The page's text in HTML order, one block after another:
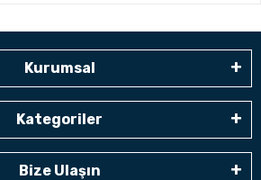
Kurumsal
Kategoriler
Bize Ulaşın